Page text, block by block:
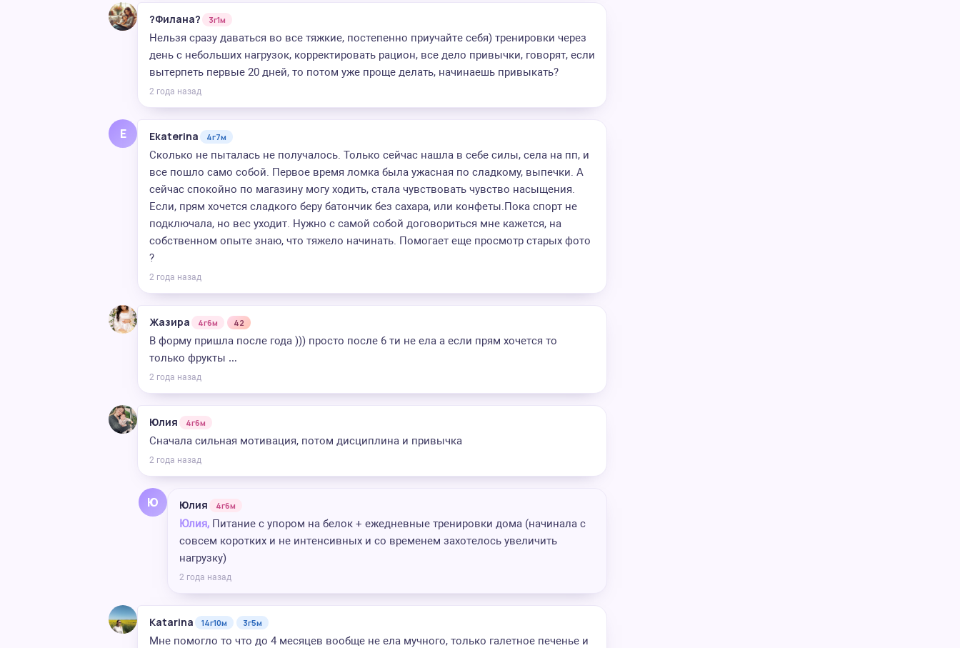
?Филана? 3г1м
Нельзя сразу даваться во все тяжкие, постепенно приучайте себя) тренировки через
день с небольших нагрузок, корректировать рацион, все дело привычки, говорят, если
вытерпеть первые 20 дней, то потом уже проще делать, начинаешь привыкать?
2 года назад
E Ekaterina 4г7м
Сколько не пыталась не получалось. Только сейчас нашла в себе силы, села на пп, и
все пошло само собой. Первое время ломка была ужасная по сладкому, выпечки. А
сейчас спокойно по магазину могу ходить, стала чувствовать чувство насыщения.
Если, прям хочется сладкого беру батончик без сахара, или конфеты.Пока спорт не
подключала, но вес уходит. Нужно с самой собой договориться мне кажется, на
собственном опыте знаю, что тяжело начинать. Помогает еще просмотр старых фото
?
2 года назад
Жазира 4г6м 42
В форму пришла после года ))) просто после 6 ти не ела а если прям хочется то
только фрукты …
2 года назад
Юлия 4г6м
Сначала сильная мотивация, потом дисциплина и привычка
2 года назад
Ю Юлия 4г6м
Юлия, Питание с упором на белок + ежедневные тренировки дома (начинала с
совсем коротких и не интенсивных и со временем захотелось увеличить
нагрузку)
2 года назад
Katarina 14г10м 3г5м
Мне помогло то что до 4 месяцев вообще не ела мучного, только галетное печенье и